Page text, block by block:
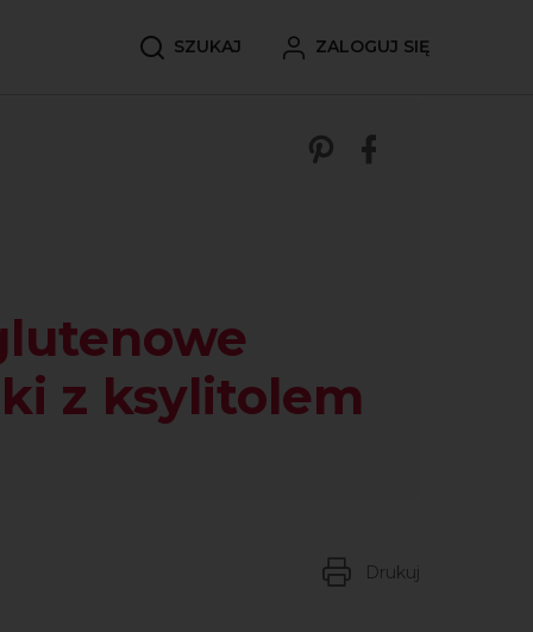
SZUKAJ ZALOGUJ SIĘ
z ksylitolem
Zobacz nasze
Udostępnij
Drukuj